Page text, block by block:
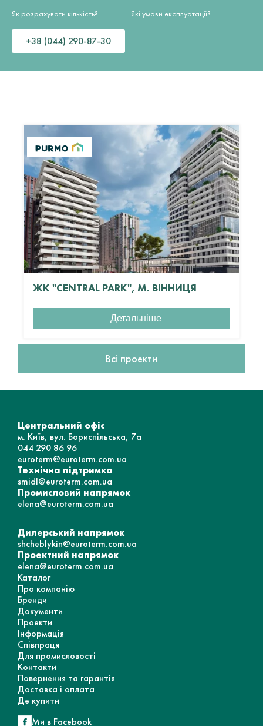
Як розрахувати кількість?
Які умови експлуатації?
+38 (044) 290-87-30
ЖК "CENTRAL PARK", М. ВІННИЦЯ
Детальніше
Всі проекти
Центральний офіс
м. Київ, вул. Бориспільська, 7а
044 290 86 96
euroterm@euroterm.com.ua
Технічна підтримка
smidl@euroterm.com.ua
Промисловий напрямок
elena@euroterm.com.ua
Дилерський напрямок
shcheblykin@euroterm.com.ua
Проектний напрямок
elena@euroterm.com.ua
Каталог
Про компанію
Бренди
Документи
Проекти
Інформація
Співпраця
Для промисловості
Контакти
Повернення та гарантія
Доставка і оплата
Де купити
Ми в Facebook